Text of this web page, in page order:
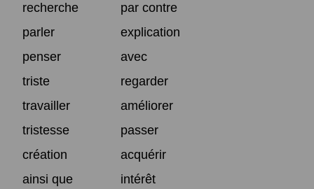
recherche
par contre
parler
explication
penser
avec
triste
regarder
travailler
améliorer
tristesse
passer
création
acquérir
ainsi que
intérêt